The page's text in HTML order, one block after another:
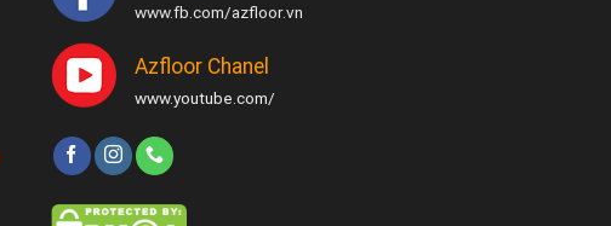
www.fb.com/azfloor.vn
Azfloor Chanel
www.youtube.com/